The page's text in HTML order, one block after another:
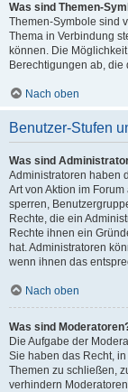
Was sind Themen-
Themen-Symbole sind
Thema in Verbindung
können. Die
Berechtigungen ab,
Nach oben
Benutzer-Stufen
Was sind
Administratoren haben
Art von Aktion im
sperren,
Rechte, die ein
Rechte ihnen ein
hat. Administratoren
wenn ihnen das
Nach oben
Was sind
Die Aufgabe der
Sie haben das Recht,
Themen zu schließen,
verhindern